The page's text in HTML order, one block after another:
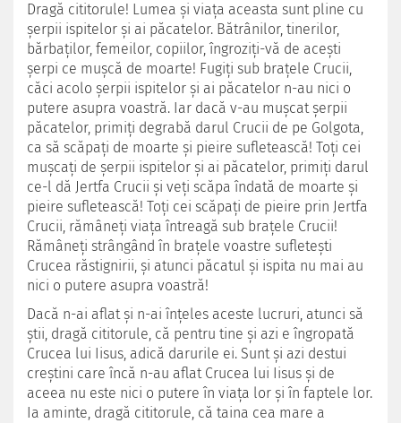
Dragă cititorule! Lumea şi viaţa aceasta sunt pline cu
şerpii ispitelor şi ai păcatelor. Bătrânilor, tinerilor,
bărbaţilor, femeilor, copiilor, îngroziţi-vă de acești
şerpi ce muşcă de moarte! Fugiţi sub braţele Crucii,
căci acolo şerpii ispitelor şi ai păcatelor n-au nici o
putere asupra voastră. Iar dacă v-au muşcat şerpii
păcatelor, primiţi degrabă darul Crucii de pe Golgota,
ca să scăpaţi de moarte şi pieire sufletească! Toţi cei
muşcaţi de şerpii ispitelor şi ai păcatelor, primiţi darul
ce-l dă Jertfa Crucii şi veţi scăpa îndată de moarte şi
pieire sufletească! Toţi cei scăpaţi de pieire prin Jertfa
Crucii, rămâneți viaţa întreagă sub braţele Crucii!
Rămâneţi strângând în braţele voastre sufleteşti
Crucea răstignirii, şi atunci păcatul şi ispita nu mai au
nici o putere asupra voastră!
Dacă n-ai aflat şi n-ai înţeles aceste lucruri, atunci să
ştii, dragă cititorule, că pentru tine şi azi e îngropată
Crucea lui Iisus, adică darurile ei. Sunt şi azi destui
creştini care încă n-au aflat Crucea lui Iisus şi de
aceea nu este nici o putere în viaţa lor şi în faptele lor.
Ia aminte, dragă cititorule, că taina cea mare a